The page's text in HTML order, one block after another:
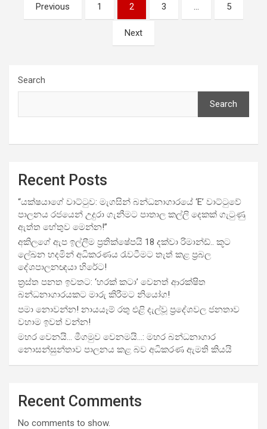
pagination
Previous 1 2 3 … 5
Next
Search
Search
Recent Posts
“යක්ෂයාගේ වාට්ටුව: මැගසින් බන්ධනාගාරයේ ‘E’ වාට්ටුවේ
පාලනය රජයෙන් උදුරා ගැනීමට පාතාල කල්ලි දෙකක් ගැටුණු
ඇත්ත හේතුව මෙන්න!”
අකිලගේ ඇප ඉල්ලීම ප්‍රතික්ෂේපයි 18 දක්වා රිමාන්ඩ්.. කූට
ලේඛන හදමින් අධිකරණය රැවටීමට තැත් කළ ප්‍රබල
දේශපාලනඥයා හිරේට!
ත්‍රස්ත පනත ඉවතට: ‘හරක් කටා’ වෙනත් ආරක්ෂිත
බන්ධනාගාරයකට මාරු කිරීමට නියෝග!
පමා නොවන්න! නායයෑම් රතු එළි දැල්වූ ප්‍රදේශවල ජනතාව
වහාම ඉවත් වන්න!
මහර වෙනයි… මීගමුව වෙනමයි…: මහර බන්ධනාගාර
නොසන්සුන්තාව පාලනය කළ බව අධිකරණ ඇමති කියයි
Recent Comments
No comments to show.